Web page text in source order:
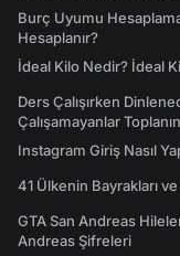
Burç Uyumu
Hesaplanır?
İdeal Kilo Nedir? İdeal
Ders Çalışırken
Çalışamayanlar
Instagram Giriş Nasıl
41 Ülkenin Bayrakları
GTA San Andreas
Andreas Şifreleri